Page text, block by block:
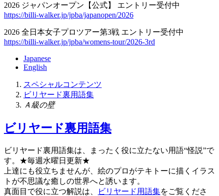
2026 ジャパンオープン【公式】 エントリー受付中
https://billi-walker.jp/jpba/japanopen/2026
2026 全日本女子プロツアー第3戦 エントリー受付中
https://billi-walker.jp/jpba/womens-tour/2026-3rd
Japanese
English
スペシャルコンテンツ
ビリヤード裏用語集
Ａ級の壁
ビリヤード裏用語集
ビリヤード裏用語集は、まったく役に立たない用語“怪説”で
す。 ★毎週水曜日更新★
上達にも役立ちませんが、絵のプロがテキトーに描くイラス
トが不思議な癒しの世界へと誘います。
真面目で役に立つ解説は、
ビリヤード用語集をご覧くださ